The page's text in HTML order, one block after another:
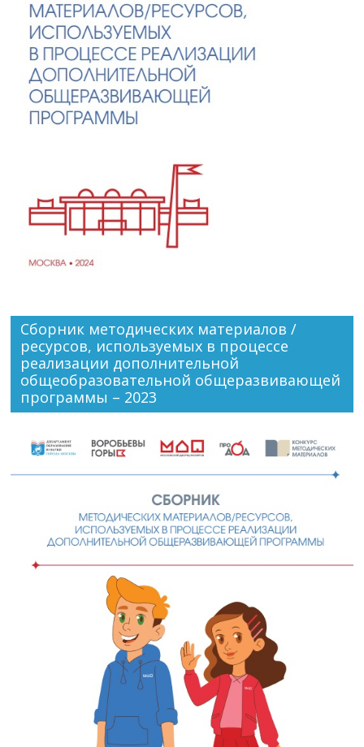
Сборник методических материалов /
ресурсов, используемых в процессе
реализации дополнительной
общеобразовательной общеразвивающей
программы – 2023